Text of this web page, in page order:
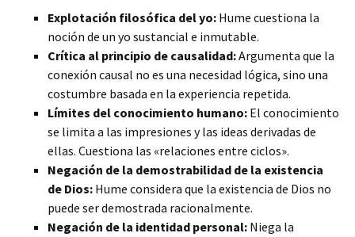
Explotación filosófica del yo: Hume cuestiona la
noción de un yo sustancial e inmutable.
Crítica al principio de causalidad:Argumenta que la
conexión causal no es una necesidad lógica, sino una
costumbre basada en la experiencia repetida.
Límites del conocimiento humano: El conocimiento
se limita a las impresiones y las ideas derivadas de
ellas. Cuestiona las «relaciones entre ciclos».
Negación de la demostrabilidad de la existencia
de Dios: Hume considera que la existencia de Dios no
puede ser demostrada racionalmente.
Negación de la identidad personal: Niega la